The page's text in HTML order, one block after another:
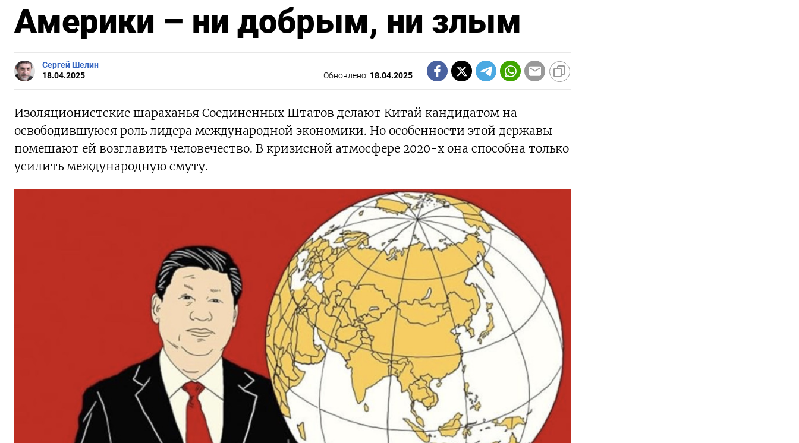
Америки – ни добрым, ни злым
Сергей Шелин
18.04.2025
Обновлено: 18.04.2025
Изоляционистские шараханья Соединенных Штатов делают Китай кандидатом на
освободившуюся роль лидера международной экономики. Но особенности этой державы
помешают ей возглавить человечество. В кризисной атмосфере 2020-х она способна только
усилить международную смуту.